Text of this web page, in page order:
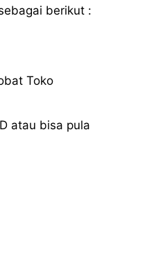
berikut :
Toko
atau bisa pula